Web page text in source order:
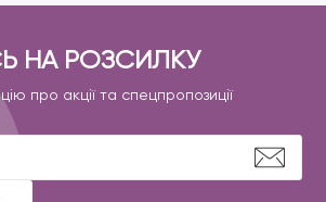
НА РОЗСИЛКУ
про акції та спецпропозиції